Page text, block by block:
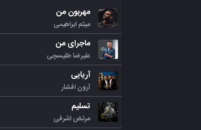
مهربون من
میثم ابراهیمی
ماجرای من
علیرضا طلیسچی
آریایی
آرون افشار
تسلیم
مرتض اشرفی